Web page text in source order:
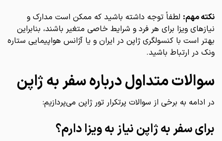
نکته مهم: لطفاً توجه داشته باشید که ممکن است مدارک و
نیازهای ویزا برای هر فرد و شرایط خاصی متغیر باشند، بنابراین
بهتر است با کنسولگری ژاپن در ایران و یا آژانس هواپیمایی ستاره
ونک در ارتباط باشید.
سوالات متداول درباره سفر به ژاپن
در ادامه به برخی از سوالات پرتکرار تور ژاپن می‌پردازیم:
برای سفر به ژاپن نیاز به ویزا دارم؟